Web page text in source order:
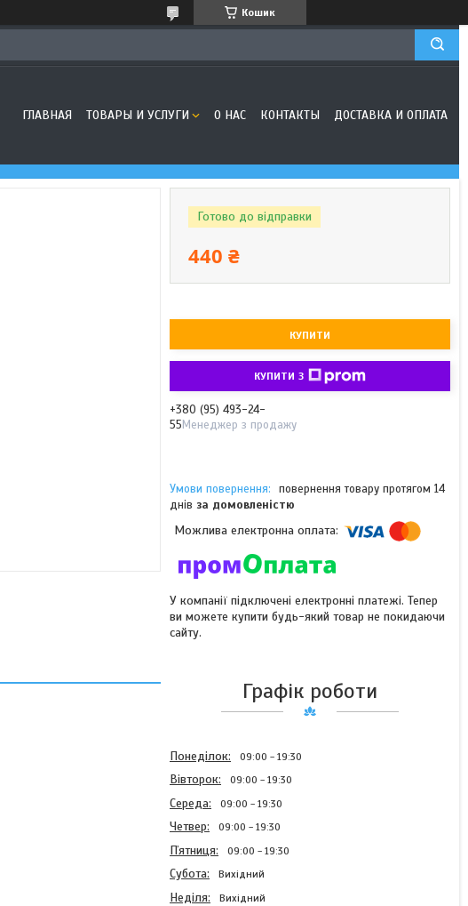
Кошик
ГЛАВНАЯ ТОВАРЫ И УСЛУГИ О НАС КОНТАКТЫ ДОСТАВКА И ОПЛАТА
Готово до відправки
440 ₴
КУПИТИ
КУПИТИ З
+380 (95) 493-24-
55Менеджер з продажу
повернення товару протягом 14
днів за домовленістю
У компанії підключені електронні платежі. Тепер
ви можете купити будь-який товар не покидаючи
сайту.
Графік роботи
Понеділок 09:00 19:30
Вівторок 09:00 19:30
Середа 09:00 19:30
Четвер 09:00 19:30
Пʼятниця 09:00 19:30
Субота Вихідний
Неділя Вихідний